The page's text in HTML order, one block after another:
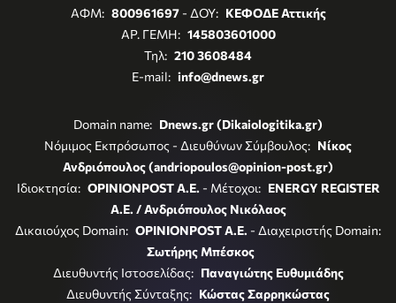
ΑΦΜ: 800961697- ΔΟΥ: ΚΕΦΟΔΕ Αττικής
ΑΡ. ΓΕΜΗ: 145803601000
Τηλ: 210 3608484
E-mail: info@dnews.gr
Domain name: Dnews.gr (Dikaiologitika.gr)
Νόμιμος Εκπρόσωπος - Διευθύνων Σύμβουλος: Νίκος
Ανδριόπουλος (andriopoulos@opinion-post.gr)
Ιδιοκτησία: OPINIONPOST A.E. - Μέτοχοι: ENERGY REGISTER
Α.Ε. / Ανδριόπουλος Νικόλαος
Δικαιούχος Domain: OPINIONPOST A.E. - Διαχειριστής Domain:
Σωτήρης Μπέσκος
Διευθυντής Ιστοσελίδας: Παναγιώτης Ευθυμιάδης
Διευθυντής Σύνταξης: Κώστας Σαρρηκώστας